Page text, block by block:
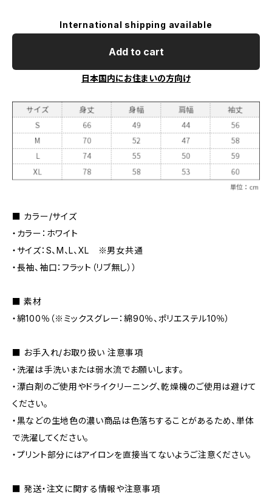
International shipping available
Add to cart
日本国内にお住まいの方向け
■ カラー/サイズ
・カラー：ホワイト
・サイズ：S、M、L、XL ※男女共通
・長袖、袖口：フラット（リブ無し））
■ 素材
・綿100％（※ミックスグレー：綿90％、ポリエステル10％）
■ お手入れ/お取り扱い 注意事項
・洗濯は手洗いまたは弱水流でお願いします。
・漂白剤のご使用やドライクリーニング、乾燥機のご使用は避けて
ください。
・黒などの生地色の濃い商品は色落ちすることがあるため、単体
で洗濯してください。
・プリント部分にはアイロンを直接当てないようご注意ください。
■ 発送・注文に関する情報や注意事項